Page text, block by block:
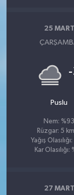
25 MART
Puslu
Nem: %93
Rüzgar: 5
Yağış
Kar Olasılığı:
27 MART